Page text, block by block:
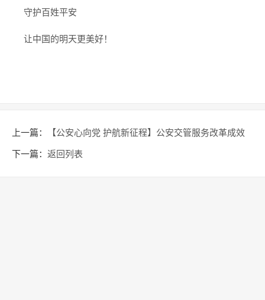
守护百姓平安
让中国的明天更美好！
上一篇： 【公安心向党 护航新征程】公安交管服务改革成效
显著
下一篇： 返回列表